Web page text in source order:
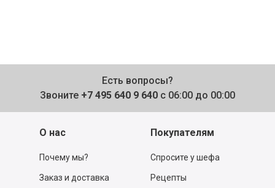
Есть вопросы?
Звоните +7 495 640 9 640 с 06:00 до 00:00
О нас
Почему мы?
Заказ и доставка
Покупателям
Спросите у шефа
Рецепты